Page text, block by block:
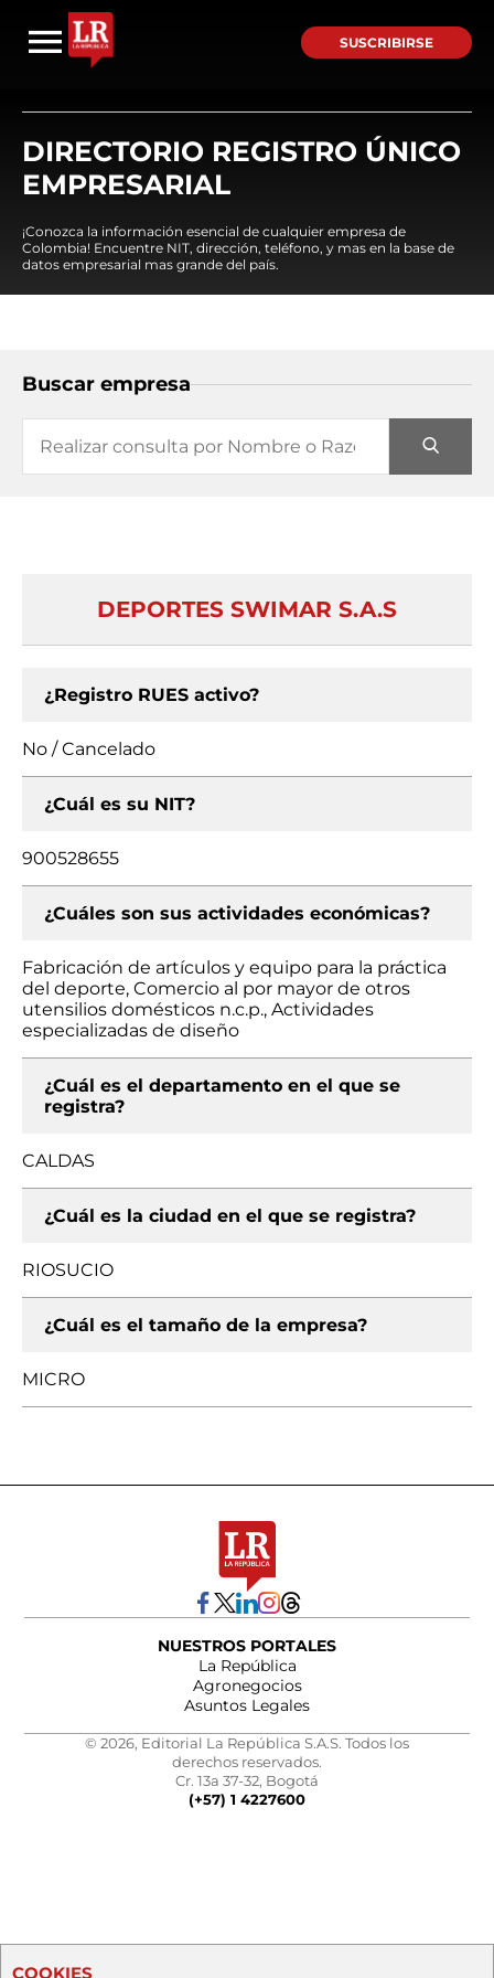
SUSCRIBIRSE
DIRECTORIO REGISTRO ÚNICO
EMPRESARIAL
¡Conozca la información esencial de cualquier empresa de
Colombia! Encuentre NIT, dirección, teléfono, y mas en la base de
datos empresarial mas grande del país.
Buscar empresa
DEPORTES SWIMAR S.A.S
¿Registro RUES activo?
No / Cancelado
¿Cuál es su NIT?
900528655
¿Cuáles son sus actividades económicas?
Fabricación de artículos y equipo para la práctica
del deporte, Comercio al por mayor de otros
utensilios domésticos n.c.p., Actividades
especializadas de diseño
¿Cuál es el departamento en el que se
registra?
CALDAS
¿Cuál es la ciudad en el que se registra?
RIOSUCIO
¿Cuál es el tamaño de la empresa?
MICRO
NUESTROS PORTALES
La República
Agronegocios
Asuntos Legales
© 2026, Editorial La República S.A.S. Todos los
derechos reservados.
Cr. 13a 37-32, Bogotá
(+57) 1 4227600
COOKIES